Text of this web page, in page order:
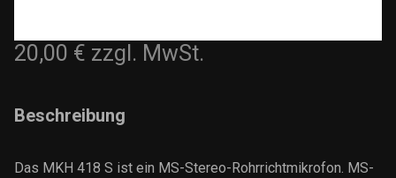
20,00 € zzgl. MwSt.
Beschreibung
Das MKH 418 S ist ein MS-Stereo-Rohrrichtmikrofon. MS-